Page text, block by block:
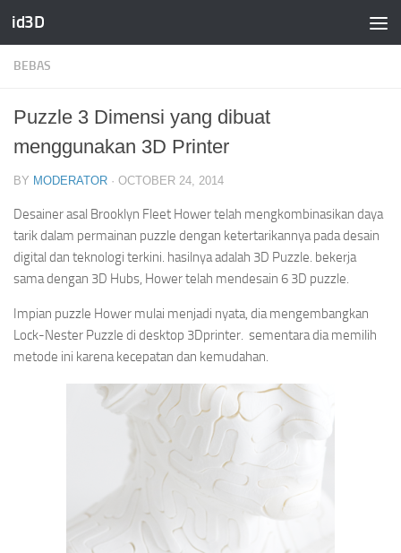
Skip to content
id3D
BEBAS
Puzzle 3 Dimensi yang dibuat
menggunakan 3D Printer
BY MODERATOR · OCTOBER 24, 2014
Desainer asal Brooklyn Fleet Hower telah mengkombinasikan daya
tarik dalam permainan puzzle dengan ketertarikannya pada desain
digital dan teknologi terkini. hasilnya adalah 3D Puzzle. bekerja
sama dengan 3D Hubs, Hower telah mendesain 6 3D puzzle.
Impian puzzle Hower mulai menjadi nyata, dia mengembangkan
Lock-Nester Puzzle di desktop 3Dprinter. sementara dia memilih
metode ini karena kecepatan dan kemudahan.